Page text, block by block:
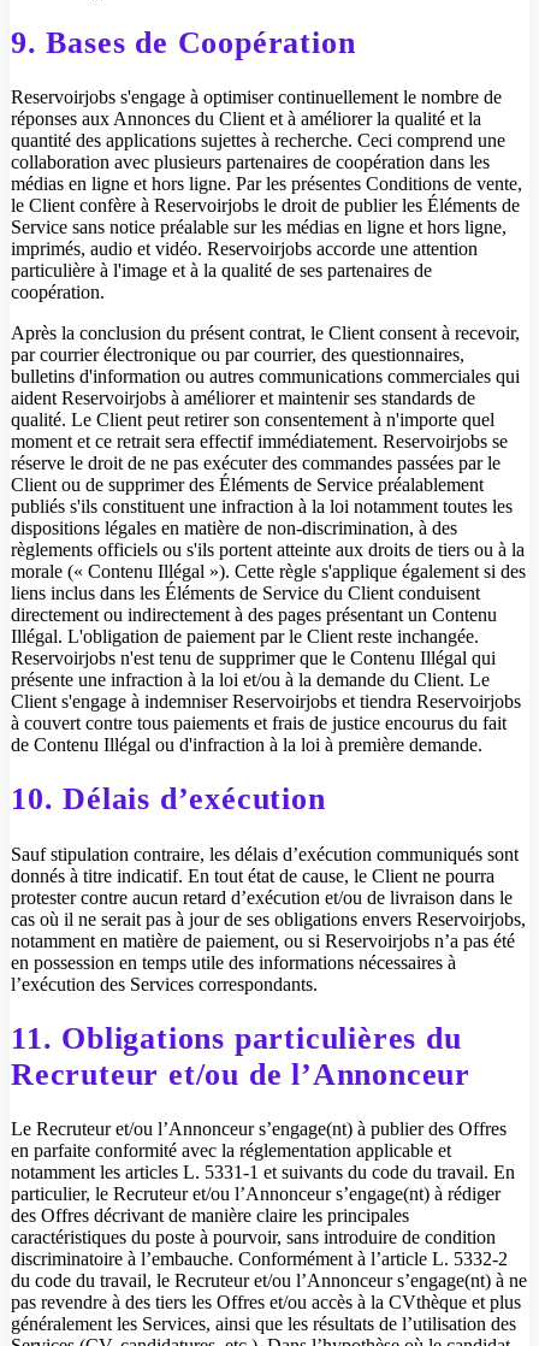
9. Bases de Coopération
Reservoirjobs s'engage à optimiser continuellement le nombre de
réponses aux Annonces du Client et à améliorer la qualité et la
quantité des applications sujettes à recherche. Ceci comprend une
collaboration avec plusieurs partenaires de coopération dans les
médias en ligne et hors ligne. Par les présentes Conditions de vente,
le Client confère à Reservoirjobs le droit de publier les Éléments de
Service sans notice préalable sur les médias en ligne et hors ligne,
imprimés, audio et vidéo. Reservoirjobs accorde une attention
particulière à l'image et à la qualité de ses partenaires de
coopération.
Après la conclusion du présent contrat, le Client consent à recevoir,
par courrier électronique ou par courrier, des questionnaires,
bulletins d'information ou autres communications commerciales qui
aident Reservoirjobs à améliorer et maintenir ses standards de
qualité. Le Client peut retirer son consentement à n'importe quel
moment et ce retrait sera effectif immédiatement. Reservoirjobs se
réserve le droit de ne pas exécuter des commandes passées par le
Client ou de supprimer des Éléments de Service préalablement
publiés s'ils constituent une infraction à la loi notamment toutes les
dispositions légales en matière de non-discrimination, à des
règlements officiels ou s'ils portent atteinte aux droits de tiers ou à la
morale (« Contenu Illégal »). Cette règle s'applique également si des
liens inclus dans les Éléments de Service du Client conduisent
directement ou indirectement à des pages présentant un Contenu
Illégal. L'obligation de paiement par le Client reste inchangée.
Reservoirjobs n'est tenu de supprimer que le Contenu Illégal qui
présente une infraction à la loi et/ou à la demande du Client. Le
Client s'engage à indemniser Reservoirjobs et tiendra Reservoirjobs
à couvert contre tous paiements et frais de justice encourus du fait
de Contenu Illégal ou d'infraction à la loi à première demande.
10. Délais d’exécution
Sauf stipulation contraire, les délais d’exécution communiqués sont
donnés à titre indicatif. En tout état de cause, le Client ne pourra
protester contre aucun retard d’exécution et/ou de livraison dans le
cas où il ne serait pas à jour de ses obligations envers Reservoirjobs,
notamment en matière de paiement, ou si Reservoirjobs n’a pas été
en possession en temps utile des informations nécessaires à
l’exécution des Services correspondants.
11. Obligations particulières du
Recruteur et/ou de l’Annonceur
Le Recruteur et/ou l’Annonceur s’engage(nt) à publier des Offres
en parfaite conformité avec la réglementation applicable et
notamment les articles L. 5331-1 et suivants du code du travail. En
particulier, le Recruteur et/ou l’Annonceur s’engage(nt) à rédiger
des Offres décrivant de manière claire les principales
caractéristiques du poste à pourvoir, sans introduire de condition
discriminatoire à l’embauche. Conformément à l’article L. 5332-2
du code du travail, le Recruteur et/ou l’Annonceur s’engage(nt) à ne
pas revendre à des tiers les Offres et/ou accès à la CVthèque et plus
généralement les Services, ainsi que les résultats de l’utilisation des